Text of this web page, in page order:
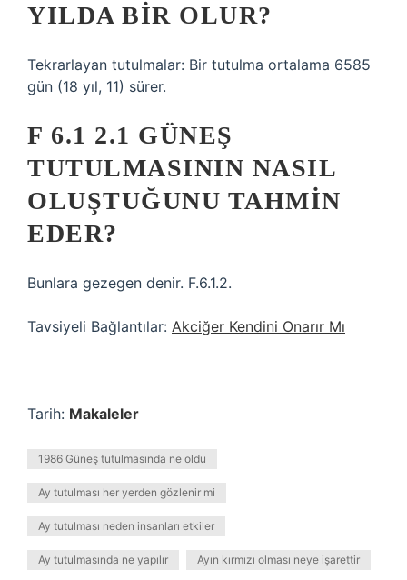
YILDA BIR OLUR?
Tekrarlayan tutulmalar: Bir tutulma ortalama 6585
gün (18 yıl, 11) sürer.
F 6.1 2.1 GÜNEŞ
TUTULMASININ NASIL
OLUŞTUĞUNU TAHMIN
EDER?
Bunlara gezegen denir. F.6.1.2.
Tavsiyeli Bağlantılar: Akciğer Kendini Onarır Mı
Tarih: Makaleler
1986 Güneş tutulmasında ne oldu
Ay tutulması her yerden gözlenir mi
Ay tutulması neden insanları etkiler
Ay tutulmasında ne yapılır Ayın kırmızı olması neye işarettir